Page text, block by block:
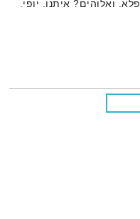
ואלוהים? איתנו. יופי.